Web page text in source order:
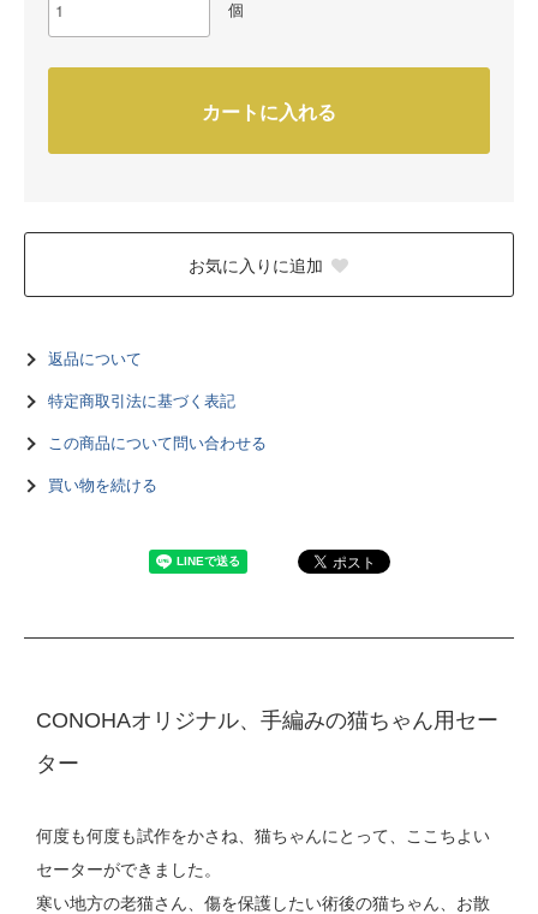
個
カートに入れる
お気に入りに追加
返品について
特定商取引法に基づく表記
この商品について問い合わせる
買い物を続ける
CONOHAオリジナル、手編みの猫ちゃん用セー
ター
何度も何度も試作をかさね、猫ちゃんにとって、ここちよい
セーターができました。
寒い地方の老猫さん、傷を保護したい術後の猫ちゃん、お散